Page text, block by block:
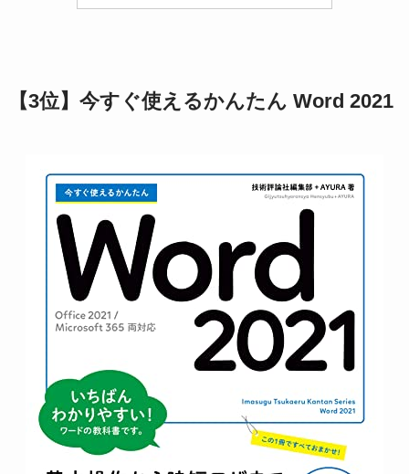
【3位】今すぐ使えるかんたん Word 2021